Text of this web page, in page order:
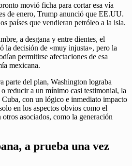
movió ficha para cortar esa vía
de enero, Trump anunció que EE.UU.
países que vendieran petróleo a la isla.
a desgana y entre dientes, el
la decisión de «muy injusta», pero la
permitirse afectaciones de esa
mexicana.
parte del plan, Washington lograba
reducir a un mínimo casi testimonial, la
Cuba, con un lógico e inmediato impacto
en los aspectos obvios como el
asociados, como la generación
a prueba una vez